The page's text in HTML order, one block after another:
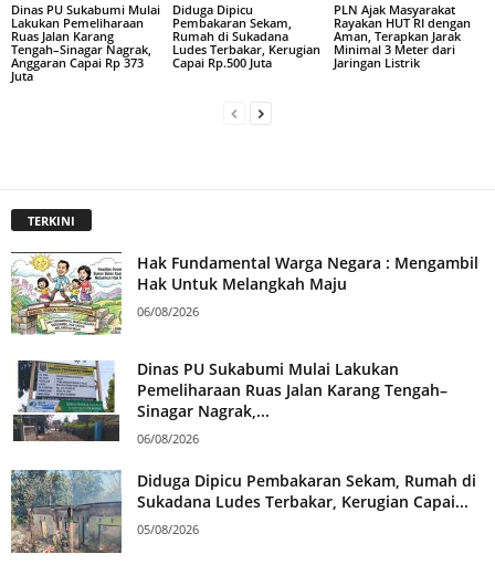
Dinas PU Sukabumi Mulai
Lakukan Pemeliharaan
Ruas Jalan Karang
Tengah–Sinagar Nagrak,
Anggaran Capai Rp 373
Juta
Diduga Dipicu
Pembakaran Sekam,
Rumah di Sukadana
Ludes Terbakar, Kerugian
Capai Rp.500 Juta
PLN Ajak Masyarakat
Rayakan HUT RI dengan
Aman, Terapkan Jarak
Minimal 3 Meter dari
Jaringan Listrik
TERKINI
Hak Fundamental Warga Negara : Mengambil
Hak Untuk Melangkah Maju
06/08/2026
Dinas PU Sukabumi Mulai Lakukan
Pemeliharaan Ruas Jalan Karang Tengah–
Sinagar Nagrak,...
06/08/2026
Diduga Dipicu Pembakaran Sekam, Rumah di
Sukadana Ludes Terbakar, Kerugian Capai...
05/08/2026